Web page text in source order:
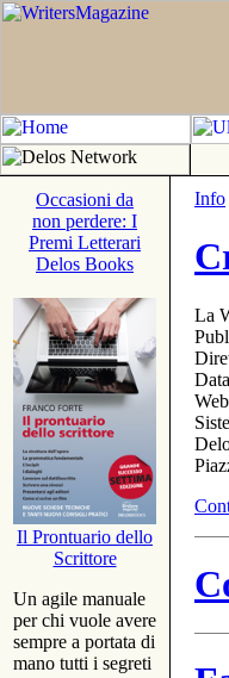
Occasioni da
non perdere: I
Premi Letterari
Delos Books
Il Prontuario dello
Scrittore
Un agile manuale
per chi vuole avere
sempre a portata di
mano tutti i segreti
Info
La